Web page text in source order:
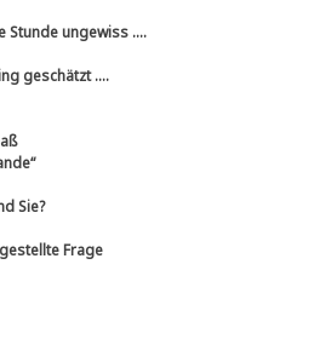
Stunde ungewiss ....
geschätzt ....
Sie?
Frage